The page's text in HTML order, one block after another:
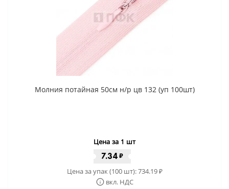
Молния потайная 50см н/р цв 132 (уп 100шт)
Цена за 1 шт
7.34 ₽
Цена за упак (100 шт):734.19₽
вкл. НДС